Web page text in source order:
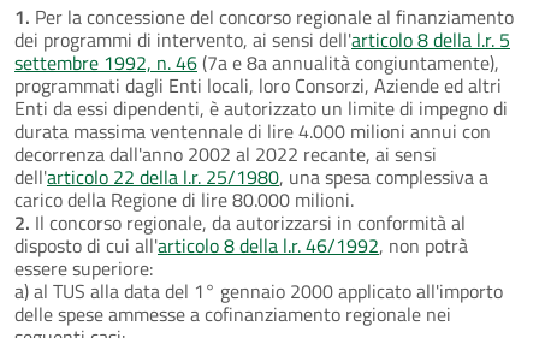
1. Per la concessione del concorso regionale al finanziamento
dei programmi di intervento, ai sensi dell'articolo 8 della l.r. 5
settembre 1992, n. 46(7a e 8a annualità congiuntamente),
programmati dagli Enti locali, loro Consorzi, Aziende ed altri
Enti da essi dipendenti, è autorizzato un limite di impegno di
durata massima ventennale di lire 4.000 milioni annui con
decorrenza dall'anno 2002 al 2022 recante, ai sensi
dell'articolo 22 della l.r. 25/1980, una spesa complessiva a
carico della Regione di lire 80.000 milioni.
2. Il concorso regionale, da autorizzarsi in conformità al
disposto di cui all'articolo 8 della l.r. 46/1992, non potrà
essere superiore:
a) al TUS alla data del 1° gennaio 2000 applicato all'importo
delle spese ammesse a cofinanziamento regionale nei